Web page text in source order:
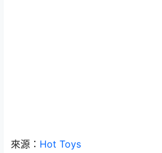
來源： Hot Toys